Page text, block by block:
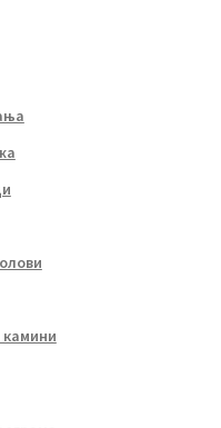
камини